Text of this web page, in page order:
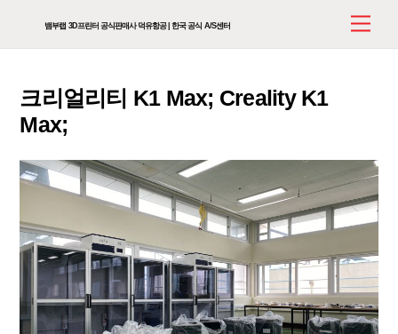
뱀부랩 3D프린터 공식판매사 덕유항공 | 한국 공식 A/S센터
크리얼리티 K1 Max; Creality K1
Max;